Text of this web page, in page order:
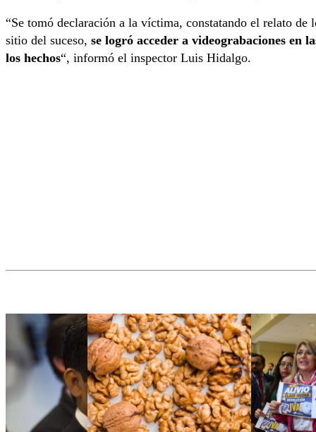
“Se tomó declaración a la víctima, constatando el relato de
sitio del suceso, se logró acceder a videograbaciones en
los hechos“, informó el inspector Luis Hidalgo.